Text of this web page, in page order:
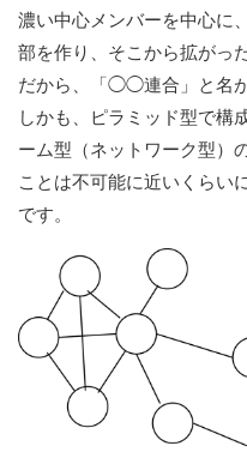
濃い中心メンバーを中心に
部を作り、そこから拡がっ
だから、「◯◯連合」と名が
しかも、ピラミッド型で構
ーム型（ネットワーク型）
ことは不可能に近いくらい
です。